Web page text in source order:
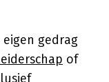
gedrag
of